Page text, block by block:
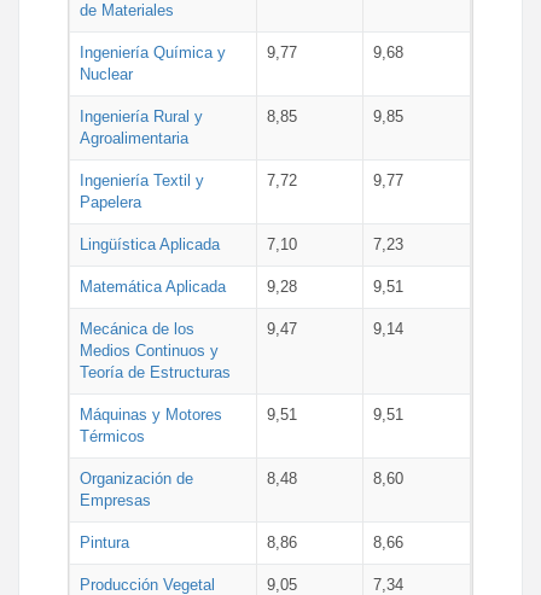
de Materiales
Ingeniería Química y
Nuclear
9,77 9,68
Ingeniería Rural y
Agroalimentaria
8,85 9,85
Ingeniería Textil y
Papelera
7,72 9,77
Lingüística Aplicada 7,10 7,23
Matemática Aplicada 9,28 9,51
Mecánica de los
Medios Continuos y
Teoría de Estructuras
9,47 9,14
Máquinas y Motores
Térmicos
9,51 9,51
Organización de
Empresas
8,48 8,60
Pintura 8,86 8,66
Producción Vegetal 9,05 7,34